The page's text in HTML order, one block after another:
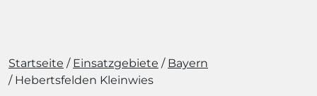
Startseite Einsatzgebiete
Bayern
Hebertsfelden Kleinwies